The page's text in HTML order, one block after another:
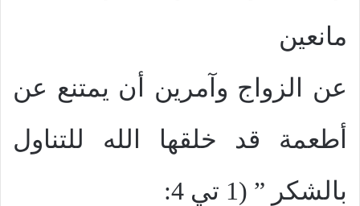
مانعين
عن الزواج وآمرين أن يمتنع عن
أطعمة قد خلقها الله للتناول
بالشكر ” (1 تي 4: